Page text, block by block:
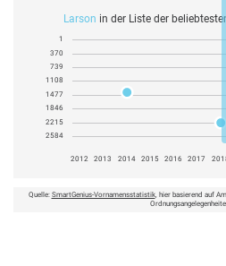
Larson in der Liste der
1
370
739
1108
1477
1846
2215
2584
2012 2013 2014 2015 2016 2017
Quelle: SmartGenius-Vornamensstatistik, hier basierend auf